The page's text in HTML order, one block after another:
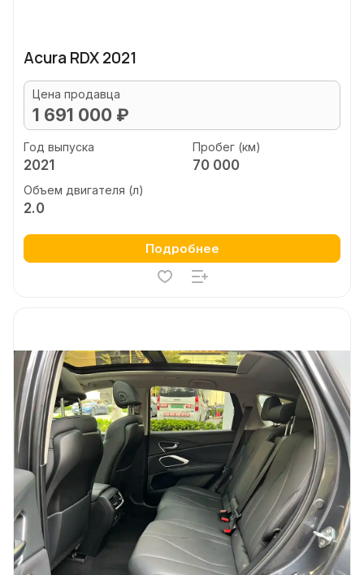
Acura RDX 2021
Цена продавца
1 691 000 ₽
Год выпуска
2021
Пробег (км)
70 000
Объем двигателя (л)
2.0
Подробнее